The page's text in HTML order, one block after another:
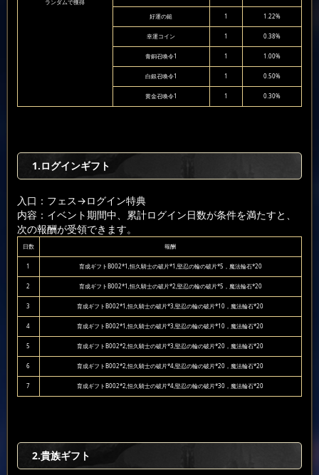
ランダムで獲得
好運の鎚 1 1.22%
幸運コイン 1 0.38%
青銅召喚令1 1 1.00%
白銀召喚令1 1 0.50%
黄金召喚令1 1 0.30%
1.ログインギフト
入口：フェス→ログイン特典
内容：イベント期間中、累計ログイン日数が条件を満たすと、
次の報酬が受領できます。
日数 報酬
1 育成ギフトB002*1,恒久騎士の破片*1,堅忍の輪の破片*5，魔法輪石*20
2 育成ギフトB002*1,恒久騎士の破片*2,堅忍の輪の破片*5，魔法輪石*20
3 育成ギフトB002*1,恒久騎士の破片*3,堅忍の輪の破片*10，魔法輪石*20
4 育成ギフトB002*1,恒久騎士の破片*3,堅忍の輪の破片*10，魔法輪石*20
5 育成ギフトB002*2,恒久騎士の破片*3,堅忍の輪の破片*20，魔法輪石*20
6 育成ギフトB002*2,恒久騎士の破片*4,堅忍の輪の破片*20，魔法輪石*20
7 育成ギフトB002*2,恒久騎士の破片*4,堅忍の輪の破片*30，魔法輪石*20
2.貴族ギフト